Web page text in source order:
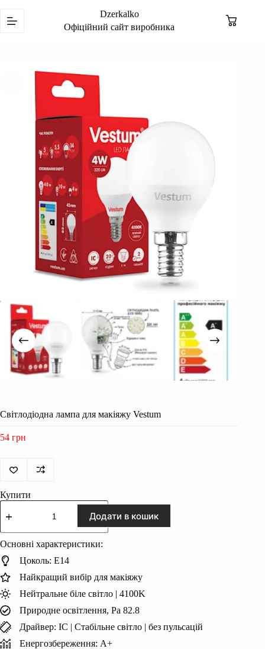
до
вмісту
Dzerkalko
Офіційний сайт виробника
Кошик
Світлодіодна лампа для макіяжу Vestum
54 грн
Купити
Світлодіодна
лампа
макіяжу
Vestum
кількість
Додати в кошик
Основні характеристики:
Цоколь: Е14
Найкращий вибір для макіяжу
Нейтральне біле світло | 4100K
Природне освітлення, Ра 82.8
Драйвер: IC | Cтабільне світло | без пульсацій
Енергозбереження: А+